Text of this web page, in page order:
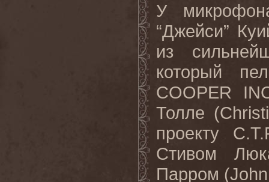
У
“Джейси”
из
который
COOPER
Толле (
проекту C.T.
Стивом
Парром (John